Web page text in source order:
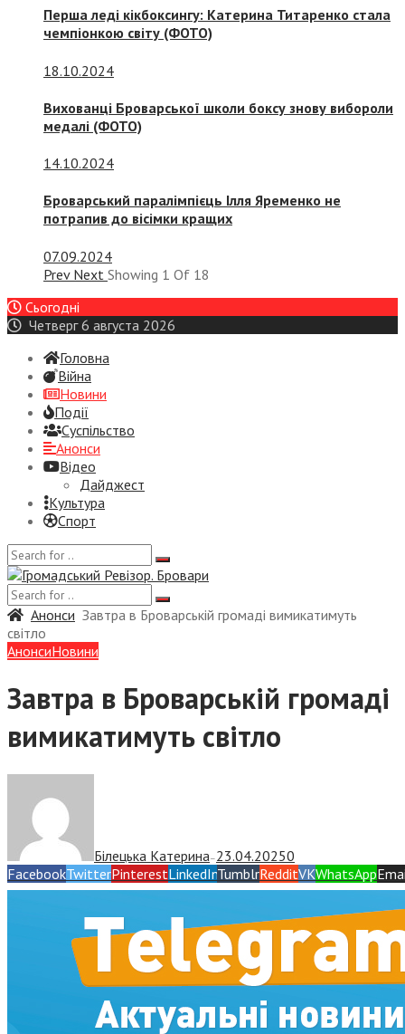
Перша леді кікбоксингу: Катерина Титаренко стала
чемпіонкою світу (ФОТО)
18.10.2024
Вихованці Броварської школи боксу знову вибороли
медалі (ФОТО)
14.10.2024
Броварський паралімпієць Ілля Яременко не
потрапив до вісімки кращих
07.09.2024
Prev Next Showing 1 Of 18
Сьогодні
Четверг 6 августа 2026
Головна
Війна
Новини
Події
Суспiльство
Анонси
Відео
Дайджест
Культура
Спорт
Анонси Завтра в Броварській громаді вимикатимуть
світло
АнонсиНовини
Завтра в Броварській громаді
вимикатимуть світло
Білецька Катерина— 23.04.20250
FacebookTwitterPinterestLinkedInTumblrRedditVKWhatsApp